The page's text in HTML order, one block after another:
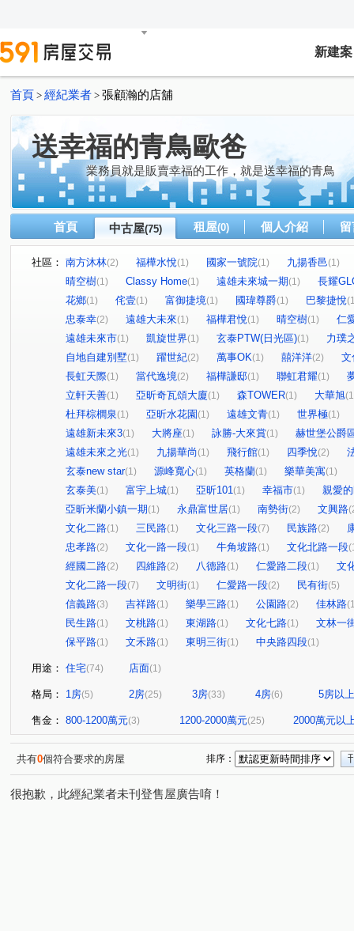
新建案
首頁 > 經紀業者 > 張顧瀚的店舖
送幸福的青鳥歐爸
業務員就是販賣幸福的工作，就是送幸福的青鳥
首頁 中古屋(75) 租屋(0) 個人介紹
社區： 南方沐林(2) 福樺水悅(1) 國家一號院(1) 九揚香邑(1)
晴空樹(1) Classy Home(1) 遠雄未來城一期(1)
長耀
花鄉(1) 侘壹(1) 富御捷境(1) 國瑋尊爵(1) 巴黎捷悅
忠泰幸(2) 遠雄大未來(1) 福樺君悅(1) 晴空樹(1)
仁
遠雄未來市(1) 凱旋世界(1) 玄泰PTW(日光區)(1)
力璞
自地自建別墅(1) 躍世紀(2) 萬事OK(1) 囍洋洋(2)
文
長虹天際(1) 當代逸境(2) 福樺謙邸(1) 聯虹君耀(1)
立軒天善(1) 亞昕奇瓦頌大廈(1) 森TOWER(1) 大華旭
杜拜棕櫚泉(1) 亞昕水花園 (1) 遠雄文青(1) 世界極(1)
遠雄新未來3(1) 大將座(1) 詠勝-大來賞(1)
赫世堡公爵
遠雄未來之光(1) 九揚華尚(1) 飛行館(1) 四季悅(2)
玄泰new star(1) 源峰寬心(1) 英格蘭(1) 樂華美寓(1)
玄泰美(1) 富宇上城(1) 亞昕101(1) 幸福市(1)
親愛
亞昕米蘭小鎮一期(1) 永鼎富世居(1) 南勢街(2) 文興路
文化二路(1) 三民路(1) 文化三路一段(7) 民族路(2)
忠孝路(2) 文化一路一段(1) 牛角坡路(1) 文化北路一段
經國二路(2) 四維路(2) 八德路(1) 仁愛路二段(1)
文
文化二路一段(7) 文明街(1) 仁愛路一段(2) 民有街(5)
信義路(3) 吉祥路(1) 樂學三路(1) 公園路(2) 佳林路
民生路(1) 文桃路(1) 東湖路(1) 文化七路(1)
文林一
保平路(1) 文禾路(1) 東明三街(1) 中央路四段(1)
用途： 住宅(74) 店面(1)
格局： 1房(5) 2房(25) 3房(33) 4房(6) 5房以上
售金： 800-1200萬元(3) 1200-2000萬元(25) 2000萬元以
共有0個符合要求的房屋 排序：
很抱歉，此經紀業者未刊登售屋廣告唷！